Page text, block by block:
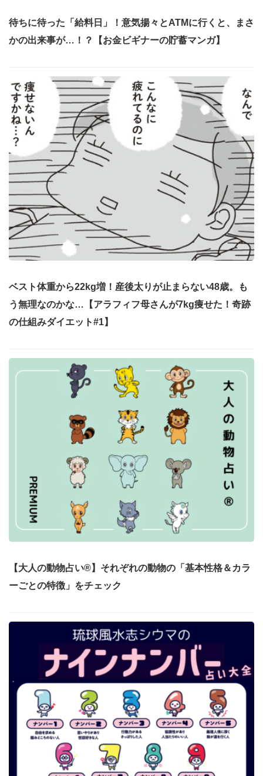
待ちに待った「給料日」！意気揚々とATMに行くと、まさ
かの出来事が…！？【お金ビギナーの貯蓄マンガ】
ベスト体重から22kg増！産後太りが止まらない48歳。も
う無理なのかな…【アラフィフ母さんが7kg痩せた！奇跡
の仕組みダイエット#1】
【大人の動物占い®】それぞれの動物の「基本性格＆カラ
ーごとの特徴」をチェック